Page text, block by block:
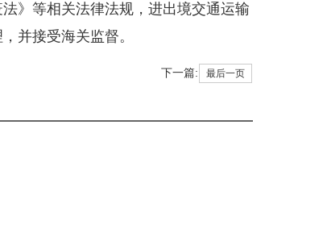
》等相关法律法规，进出境交通运输
并接受海关监督。
下一篇: 最后一页